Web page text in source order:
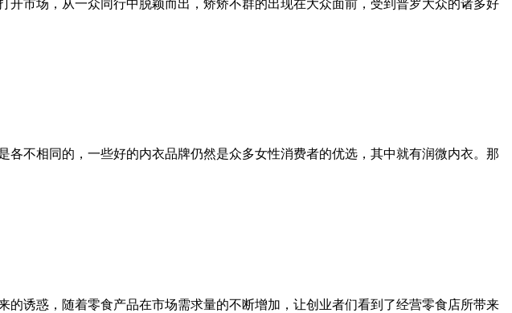
市场，从一众同行中脱颖而出，矫矫不群的出现在大众面前，受到普罗大众的诸多好
不相同的，一些好的内衣品牌仍然是众多女性消费者的优选，其中就有润微内衣。那
诱惑，随着零食产品在市场需求量的不断增加，让创业者们看到了经营零食店所带来